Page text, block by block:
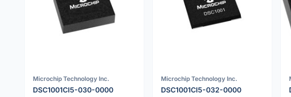
Microchip Technology Inc.
DSC1001CI5-030-0000
Microchip Technology Inc.
DSC1001CI5-032-0000